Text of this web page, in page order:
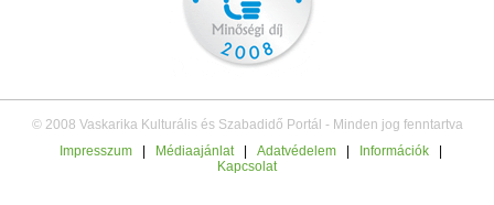
© 2008 Vaskarika Kulturális és Szabadidő Portál - Minden jog fenntartva
Impresszum
Médiaajánlat Adatvédelem Információk
Kapcsolat